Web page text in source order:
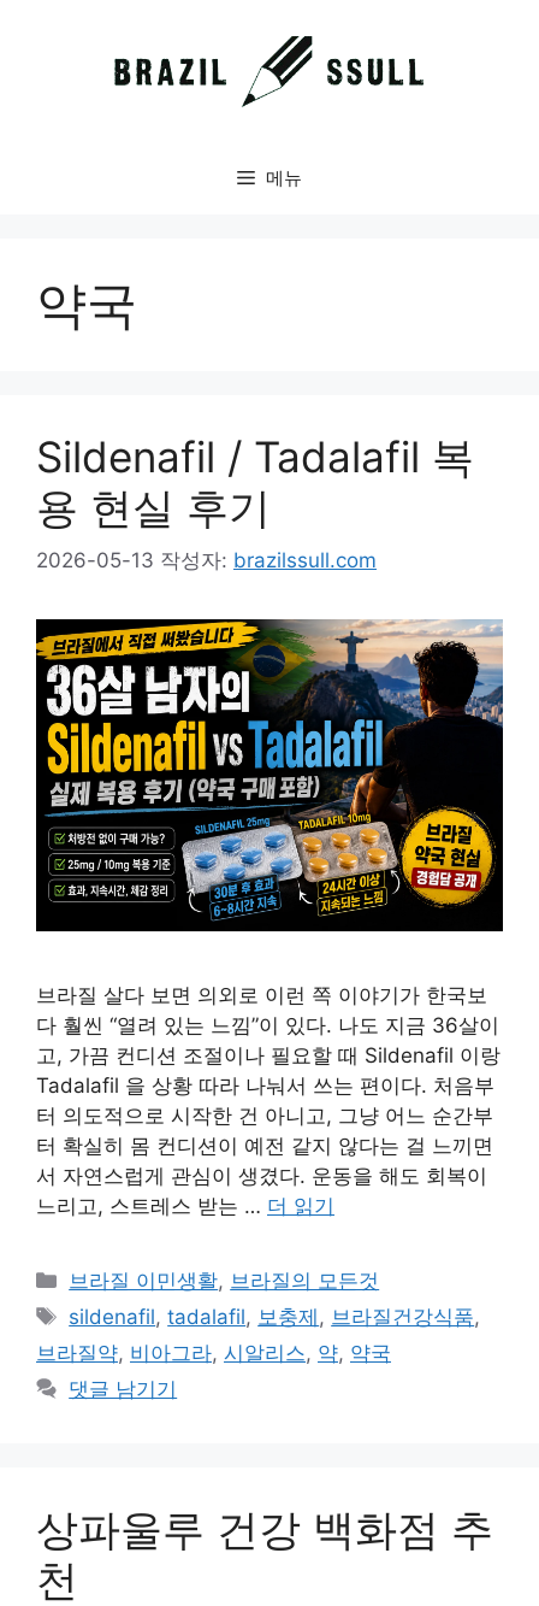
메뉴
약국
Sildenafil / Tadalafil 복
용 현실 후기
2026-05-13 작성자: brazilssull.com
브라질 살다 보면 의외로 이런 쪽 이야기가 한국보
다 훨씬 “열려 있는 느낌”이 있다. 나도 지금 36살이
고, 가끔 컨디션 조절이나 필요할 때 Sildenafil 이랑
Tadalafil 을 상황 따라 나눠서 쓰는 편이다. 처음부
터 의도적으로 시작한 건 아니고, 그냥 어느 순간부
터 확실히 몸 컨디션이 예전 같지 않다는 걸 느끼면
서 자연스럽게 관심이 생겼다. 운동을 해도 회복이
느리고, 스트레스 받는 … 더 읽기
카
테
리
브라질 이민생활, 브라질의 모든것
태
그
sildenafil,tadalafil, 보충제 , 브라질건강식품,
브라질약, 비아그라, 시알리스, 약, 약국
댓글 남기기
상파울루 건강 백화점 추
천